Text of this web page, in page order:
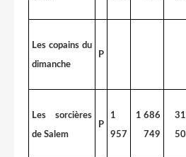
Les copains du
dimanche
P
Les sorcières
de Salem
P
1
957
1 686
749